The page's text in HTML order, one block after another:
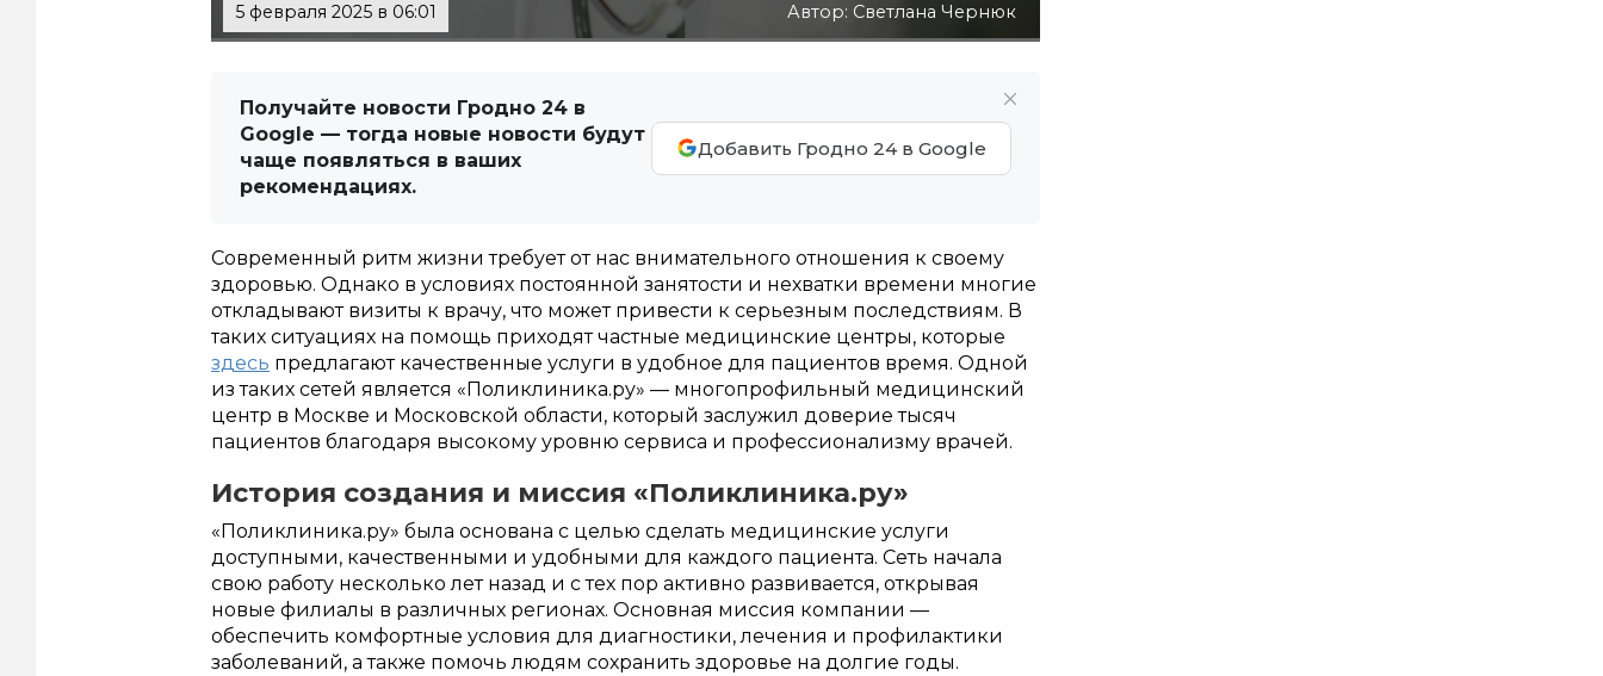
5 февраля 2025 в 06:01 Автор: Светлана Чернюк
Получайте новости Гродно 24 в
Google — тогда новые новости будут
чаще появляться в ваших
рекомендациях.
Добавить Гродно 24 в Google
Современный ритм жизни требует от нас внимательного отношения к своему
здоровью. Однако в условиях постоянной занятости и нехватки времени многие
откладывают визиты к врачу, что может привести к серьезным последствиям. В
таких ситуациях на помощь приходят частные медицинские центры, которые
здесь предлагают качественные услуги в удобное для пациентов время. Одной
из таких сетей является «Поликлиника.ру» — многопрофильный медицинский
центр в Москве и Московской области, который заслужил доверие тысяч
пациентов благодаря высокому уровню сервиса и профессионализму врачей.
История создания и миссия «Поликлиника.ру»
«Поликлиника.ру» была основана с целью сделать медицинские услуги
доступными, качественными и удобными для каждого пациента. Сеть начала
свою работу несколько лет назад и с тех пор активно развивается, открывая
новые филиалы в различных регионах. Основная миссия компании —
обеспечить комфортные условия для диагностики, лечения и профилактики
заболеваний, а также помочь людям сохранить здоровье на долгие годы.